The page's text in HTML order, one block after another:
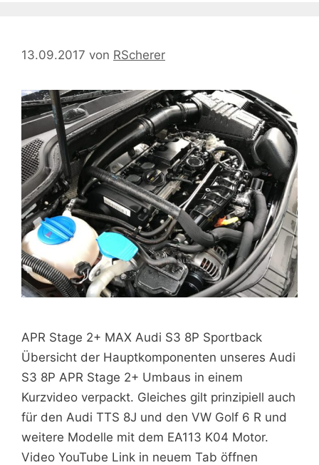
13.09.2017 von RScherer
APR Stage 2+ MAX Audi S3 8P Sportback
Übersicht der Hauptkomponenten unseres Audi
S3 8P APR Stage 2+ Umbaus in einem
Kurzvideo verpackt. Gleiches gilt prinzipiell auch
für den Audi TTS 8J und den VW Golf 6 R und
weitere Modelle mit dem EA113 K04 Motor.
Video YouTube Link in neuem Tab öffnen